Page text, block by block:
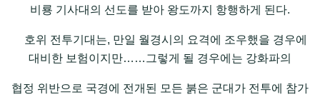
비룡 기사대의 선도를 받아 왕도까지 항행하게 된다.
호위 전투기대는, 만일 월경시의 요격에 조우했을 경우에
대비한 보험이지만……그렇게 될 경우에는 강화파의
협정 위반으로 국경에 전개된 모든 붉은 군대가 전투에 참가